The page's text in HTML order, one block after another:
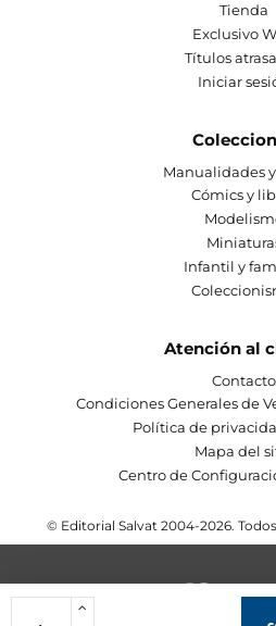
Tienda
Exclusivo
Títulos
Iniciar
Manualidades
Cómics y
Infantil y
Atención al
Contacto
Condiciones Generales de
Política de
Mapa del
Centro de
© Editorial Salvat 2004-2026.